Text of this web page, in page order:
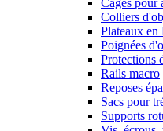
Cages pour
Colliers
Plateaux
Poignées
Protections
Rails macro
Reposes
Sacs pour
Supports